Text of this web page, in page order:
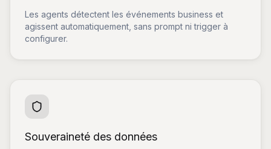
Les agents détectent les événements business et
agissent automatiquement, sans prompt ni trigger à
configurer.
Souveraineté des données